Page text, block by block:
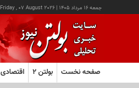
جمعه ۱۶ مرداد ۱۴۰۵ |
Friday , 07 August 2026
صفحه نخست بولتن ۲ اقتصادی